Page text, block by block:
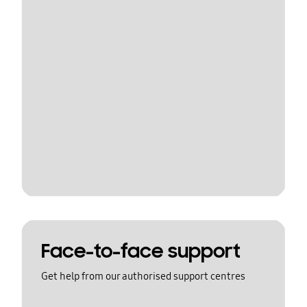
Face-to-face support
Get help from our authorised support centres